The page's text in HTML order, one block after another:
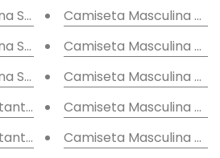
Sarja Folhada
Sarja Flowers
Sarja Folhagem
Tons Variados
Cores Variadas
Camiseta Masculina
Camiseta Masculina
Camiseta Masculina
Camiseta Masculina
Camiseta Masculina